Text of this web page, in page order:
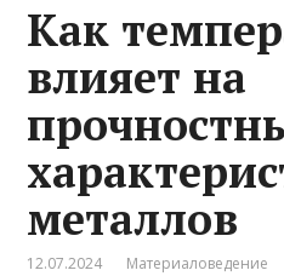
Как
влияет на
металлов
12.07.2024 Материаловедение